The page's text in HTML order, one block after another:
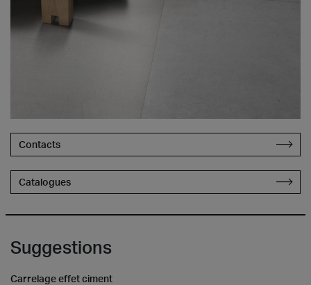
Contacts
Catalogues
Suggestions
Carrelage effet ciment